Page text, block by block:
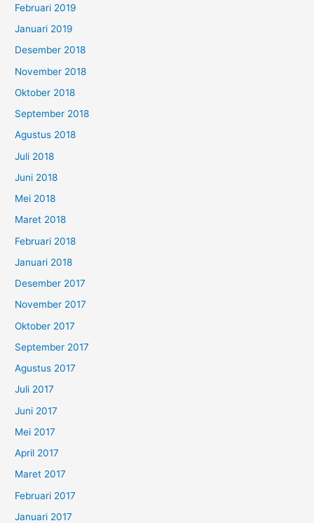
Februari 2019
Januari 2019
Desember 2018
November 2018
Oktober 2018
September 2018
Agustus 2018
Juli 2018
Juni 2018
Mei 2018
Maret 2018
Februari 2018
Januari 2018
Desember 2017
November 2017
Oktober 2017
September 2017
Agustus 2017
Juli 2017
Juni 2017
Mei 2017
April 2017
Maret 2017
Februari 2017
Januari 2017